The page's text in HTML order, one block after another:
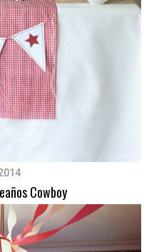
Cowboy